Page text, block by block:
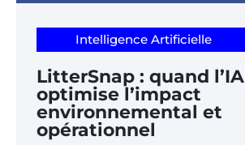
Intelligence Artificielle
LitterSnap : quand l’IA
optimise l’impact
environnemental et
opérationnel